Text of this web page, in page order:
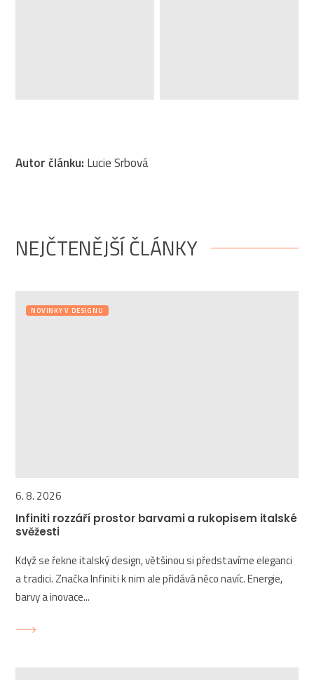
Autor článku: Lucie Srbová
NEJČTENĚJŠÍ ČLÁNKY
NOVINKY V DESIGNU
6. 8. 2026
Infiniti rozzáří prostor barvami a rukopisem italské
svěžesti
Když se řekne italský design, většinou si představíme eleganci
a tradici. Značka Infiniti k nim ale přidává něco navíc. Energie,
barvy a inovace...